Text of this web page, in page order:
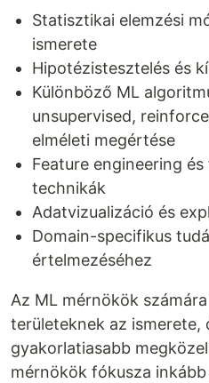
Statisztikai elemzési
ismerete
Hipotézistesztelés és
Különböző ML
unsupervised,
elméleti megértése
Feature engineering
technikák
Adatvizualizáció és
Domain-specifikus
értelmezéséhez
Az ML mérnökök
területeknek az ismerete,
gyakorlatiasabb
mérnökök fókusza